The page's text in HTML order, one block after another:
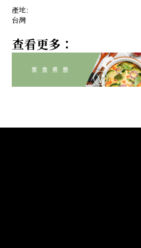
產地:
台灣
查看更多：